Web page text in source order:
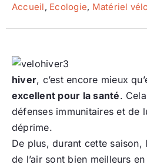
Accueil, Ecologie, Matériel
hiver, c’est encore mieux
excellent pour la santé.
défenses immunitaires et de
déprime.
De plus, durant cette saison,
de l’air sont bien meilleurs